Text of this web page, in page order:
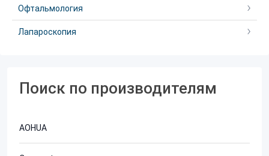
Офтальмология
Лапароскопия
Поиск по производителям
AOHUA